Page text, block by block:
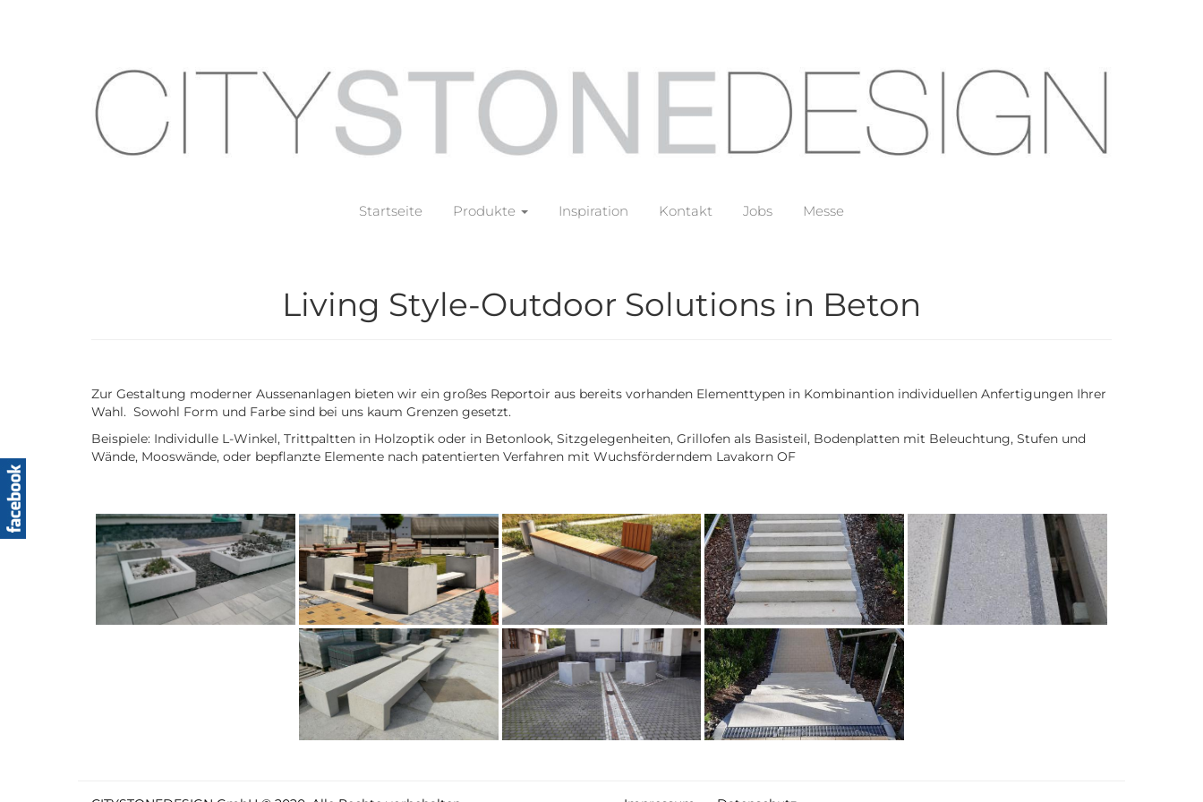
Startseite Produkte Inspiration Kontakt Jobs Messe
Living Style-Outdoor Solutions in Beton
Zur Gestaltung moderner Aussenanlagen bieten wir ein großes Reportoir aus bereits vorhanden Elementtypen in Kombinantion individuellen Anfertigungen Ihrer
Wahl. Sowohl Form und Farbe sind bei uns kaum Grenzen gesetzt.
Beispiele: Individulle L-Winkel, Trittpaltten in Holzoptik oder in Betonlook, Sitzgelegenheiten, Grillofen als Basisteil, Bodenplatten mit Beleuchtung, Stufen und
Wände, Mooswände, oder bepflanzte Elemente nach patentierten Verfahren mit Wuchsförderndem Lavakorn OF